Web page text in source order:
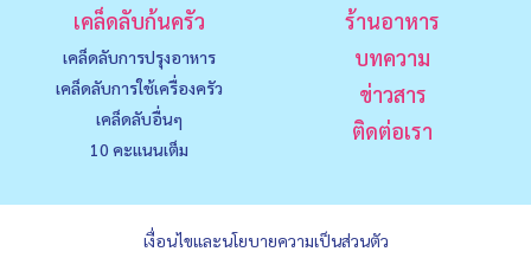
เคล็ดลับก้นครัว
เคล็ดลับการปรุงอาหาร
เคล็ดลับการใช้เครื่องครัว
เคล็ดลับอื่นๆ
10 คะแนนเต็ม
ร้านอาหาร
บทความ
ข่าวสาร
ติดต่อเรา
เงื่อนไขและนโยบายความเป็นส่วนตัว